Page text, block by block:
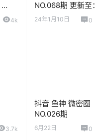
4k
NO.068期 更新至：
2024.1.10
24年1月10日 0
3.7k
抖音 鱼神 微密圈
NO.026期
6月22日 0